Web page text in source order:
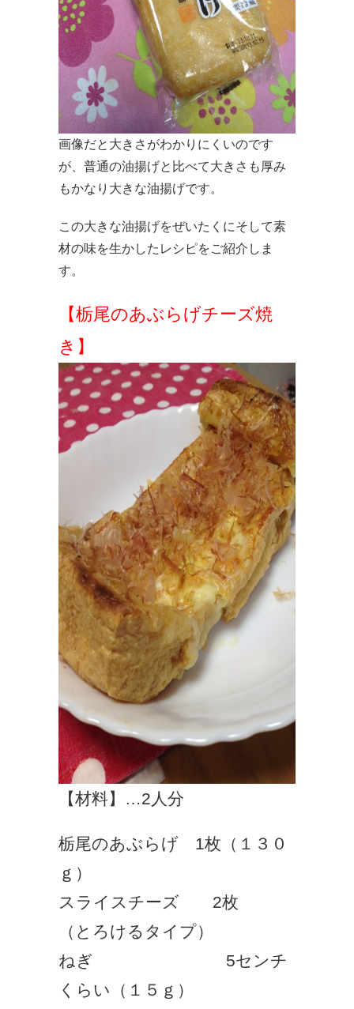
画像だと大きさがわかりにくいのです
が、普通の油揚げと比べて大きさも厚み
もかなり大きな油揚げです。
この大きな油揚げをぜいたくにそして素
材の味を生かしたレシピをご紹介しま
す。
【栃尾のあぶらげチーズ焼
き】
【材料】…2人分
栃尾のあぶらげ 1枚（１３０
ｇ）
スライスチーズ 2枚
（とろけるタイプ）
ねぎ 5センチ
くらい（１５ｇ）